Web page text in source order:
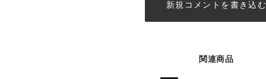
新規コメントを書き込
関連商品